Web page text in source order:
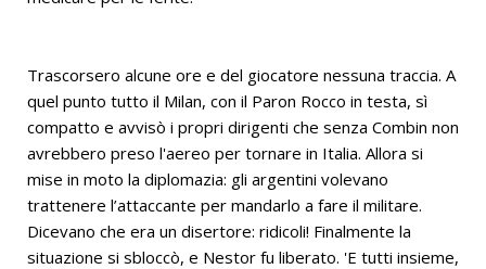
Trascorsero alcune ore e del giocatore nessuna traccia. A
quel punto tutto il Milan, con il Paron Rocco in testa, sì
compatto e avvisò i propri dirigenti che senza Combin non
avrebbero preso l'aereo per tornare in Italia. Allora si
mise in moto la diplomazia: gli argentini volevano
trattenere l’attaccante per mandarlo a fare il militare.
Dicevano che era un disertore: ridicoli! Finalmente la
situazione si sbloccò, e Nestor fu liberato. 'E tutti insieme,